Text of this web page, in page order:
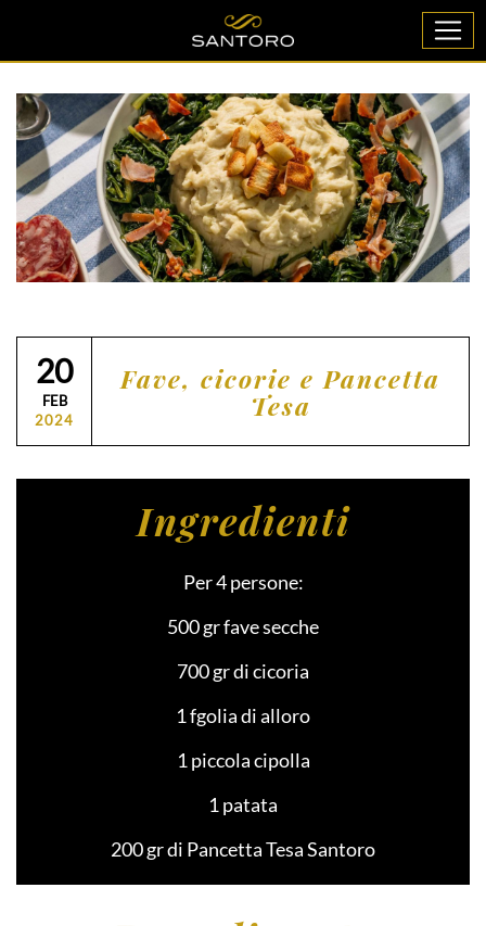
20
FEB
2024
Fave, cicorie e Pancetta
Tesa
Ingredienti
Per 4 persone:
500 gr fave secche
700 gr di cicoria
1 fgolia di alloro
1 piccola cipolla
1 patata
200 gr di Pancetta Tesa Santoro